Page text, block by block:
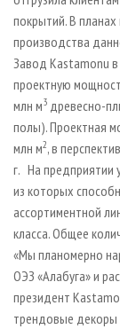
ЦБП
RUSSIAN
ГАЗЕТА
БИБЛИОТЕКА
покрытий. В
производства
Завод Kastamonu
проектную
млн м3 древесно-
полы). Проектная
млн м2, в
г. На предприятии
из которых
ассортиментной
класса. Общее
«Мы планомерно
ОЭЗ «Алабуга» и
президент
трендовые декоры